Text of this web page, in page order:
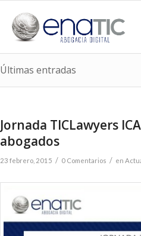
Últimas entradas
Jornada TICLawyers
abogados
23 febrero, 2015 / 0 Comentarios / en